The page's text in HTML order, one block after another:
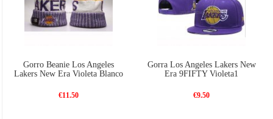
Gorro Beanie Los Angeles
Lakers New Era Violeta Blanco
€11.50
Gorra Los Angeles Lakers New
Era 9FIFTY Violeta1
€9.50